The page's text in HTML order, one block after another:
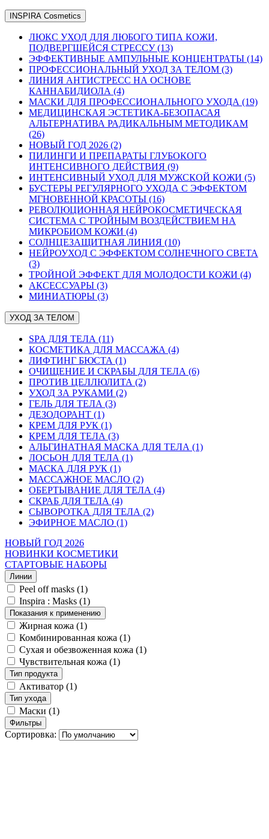
INSPIRA Cosmetics
ЛЮКС УХОД ДЛЯ ЛЮБОГО ТИПА КОЖИ,
ПОДВЕРГШЕЙСЯ СТРЕССУ (13)
ЭФФЕКТИВНЫЕ АМПУЛЬНЫЕ КОНЦЕНТРАТЫ (14)
ПРОФЕССИОНАЛЬНЫЙ УХОД ЗА ТЕЛОМ (3)
ЛИНИЯ АНТИСТРЕСС НА ОСНОВЕ
КАННАБИДИОЛА (4)
МАСКИ ДЛЯ ПРОФЕССИОНАЛЬНОГО УХОДА (19)
МЕДИЦИНСКАЯ ЭСТЕТИКА-БЕЗОПАСАЯ
АЛЬТЕРНАТИВА РАДИКАЛЬНЫМ МЕТОДИКАМ
(26)
НОВЫЙ ГОД 2026 (2)
ПИЛИНГИ И ПРЕПАРАТЫ ГЛУБОКОГО
ИНТЕНСИВНОГО ДЕЙСТВИЯ (9)
ИНТЕНСИВНЫЙ УХОД ДЛЯ МУЖСКОЙ КОЖИ (5)
БУСТЕРЫ РЕГУЛЯРНОГО УХОДА С ЭФФЕКТОМ
МГНОВЕННОЙ КРАСОТЫ (16)
РЕВОЛЮЦИОННАЯ НЕЙРОКОСМЕТИЧЕСКАЯ
СИСТЕМА С ТРОЙНЫМ ВОЗДЕЙСТВИЕМ НА
МИКРОБИОМ КОЖИ (4)
СОЛНЦЕЗАЩИТНАЯ ЛИНИЯ (10)
НЕЙРОУХОД С ЭФФЕКТОМ СОЛНЕЧНОГО СВЕТА
(3)
ТРОЙНОЙ ЭФФЕКТ ДЛЯ МОЛОДОСТИ КОЖИ (4)
АКСЕССУАРЫ (3)
МИНИАТЮРЫ (3)
УХОД ЗА ТЕЛОМ
SPA ДЛЯ ТЕЛА (11)
КОСМЕТИКА ДЛЯ МАССАЖА (4)
ЛИФТИНГ БЮСТА (1)
ОЧИЩЕНИЕ И СКРАБЫ ДЛЯ ТЕЛА (6)
ПРОТИВ ЦЕЛЛЮЛИТА (2)
УХОД ЗА РУКАМИ (2)
ГЕЛЬ ДЛЯ ТЕЛА (3)
ДЕЗОДОРАНТ (1)
КРЕМ ДЛЯ РУК (1)
КРЕМ ДЛЯ ТЕЛА (3)
АЛЬГИНАТНАЯ МАСКА ДЛЯ ТЕЛА (1)
ЛОСЬОН ДЛЯ ТЕЛА (1)
МАСКА ДЛЯ РУК (1)
МАССАЖНОЕ МАСЛО (2)
ОБЕРТЫВАНИЕ ДЛЯ ТЕЛА (4)
СКРАБ ДЛЯ ТЕЛА (4)
СЫВОРОТКА ДЛЯ ТЕЛА (2)
ЭФИРНОЕ МАСЛО (1)
НОВЫЙ ГОД 2026
НОВИНКИ КОСМЕТИКИ
СТАРТОВЫЕ НАБОРЫ
Линии
Peel off masks (1)
Inspira : Masks (1)
Показания к применению
Жирная кожа (1)
Комбинированная кожа (1)
Сухая и обезвоженная кожа (1)
Чувствительная кожа (1)
Тип продукта
Активатор (1)
Тип ухода
Маски (1)
Фильтры
Сортировка: